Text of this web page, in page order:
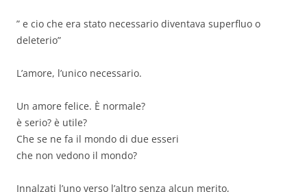
” e cio che era stato necessario diventava superfluo o
deleterio”
L’amore, l’unico necessario.
Un amore felice. È normale?
è serio? è utile?
Che se ne fa il mondo di due esseri
che non vedono il mondo?
Innalzati l’uno verso l’altro senza alcun merito,